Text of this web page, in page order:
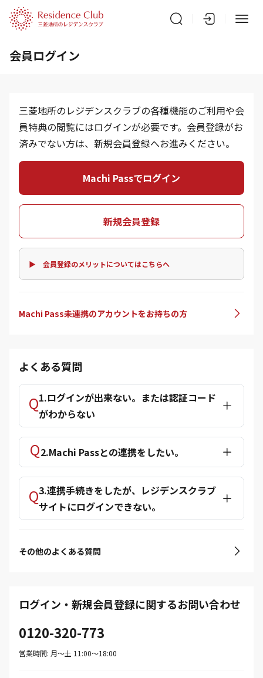
会員ログイン
三菱地所のレジデンスクラブの各種機能のご利用や会
員特典の閲覧にはログインが必要です。会員登録がお
済みでない方は、新規会員登録へお進みください。
Machi Passでログイン
新規会員登録
▶ 会員登録のメリットについてはこちらへ
Machi Pass未連携のアカウントをお持ちの方
よくある質問
1.ログインが出来ない。または認証コード
がわからない
2.Machi Passとの連携をしたい。
3.連携手続きをしたが、レジデンスクラブ
サイトにログインできない。
その他のよくある質問
ログイン・新規会員登録に関するお問い合わせ
0120-320-773
営業時間: 月〜土 11:00〜18:00